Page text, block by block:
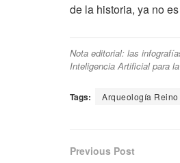
de la historia, ya no
Nota editorial: las
Inteligencia Artificial para
Tags: Arqueología Reino
Previous Post